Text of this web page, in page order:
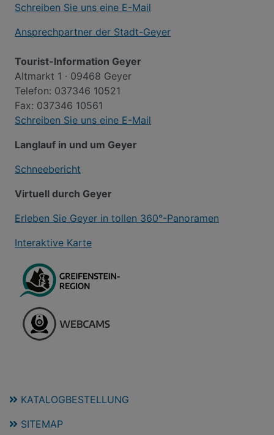
Schreiben Sie uns eine E-Mail
Ansprechpartner der Stadt-Geyer
Tourist-Information Geyer
Altmarkt 1 · 09468 Geyer
Telefon: 037346 10521
Fax: 037346 10561
Schreiben Sie uns eine E-Mail
Langlauf in und um Geyer
Schneebericht
Virtuell durch Geyer
Erleben Sie Geyer in tollen 360°-Panoramen
Interaktive Karte
KATALOGBESTELLUNG
SITEMAP